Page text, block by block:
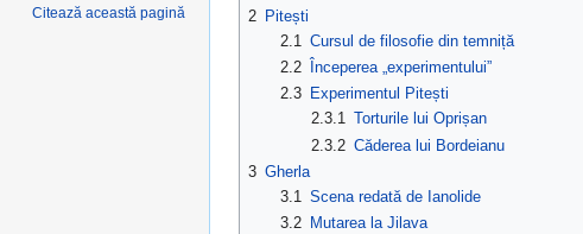
2 Pitești
2.1
Cursul de filosofie din temniță
2.2
Începerea „experimentului”
2.3
Experimentul Pitești
2.3.1 Torturile lui Oprișan
2.3.2 Căderea lui Bordeianu
3 Gherla
3.1 Scena redată de Ianolide
3.2
Mutarea la Jilava
Citează această pagină